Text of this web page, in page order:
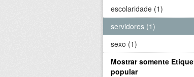
escolaridade (1)
servidores (1)
sexo (1)
Mostrar somente
popular